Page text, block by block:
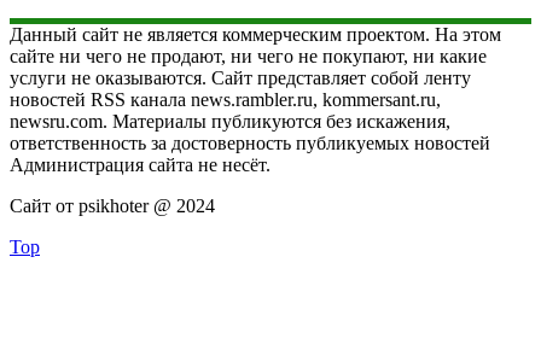
Данный сайт не является коммерческим проектом. На этом
сайте ни чего не продают, ни чего не покупают, ни какие
услуги не оказываются. Сайт представляет собой ленту
новостей RSS канала news.rambler.ru, kommersant.ru,
newsru.com. Материалы публикуются без искажения,
ответственность за достоверность публикуемых новостей
Администрация сайта не несёт.
Сайт от psikhoter @ 2024
Top